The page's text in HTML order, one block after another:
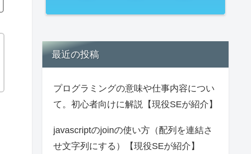
最近の投稿
プログラミングの意味や仕事内容につい
て。初心者向けに解説【現役SEが紹介】
javascriptのjoinの使い方（配列を連結さ
せ文字列にする）【現役SEが紹介】